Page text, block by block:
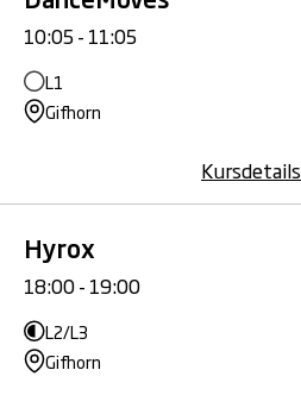
10:05 - 11:05
L1
Gifhorn
Kursdetails
Hyrox
18:00 - 19:00
L2/L3
Gifhorn